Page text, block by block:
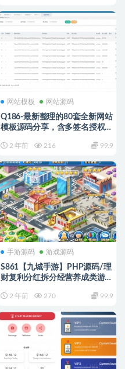
网站模板 网站源码
Q186-最新整理的80套全新网站
模板源码分享，含多签名授权、
助记词保护及三级分销机制，前
2 年前 216 99.9
手游源码 游戏源码
S861【九城手游】PHP源码/理
财复利分红拆分经营养成类游戏
2 年前 270 99.9